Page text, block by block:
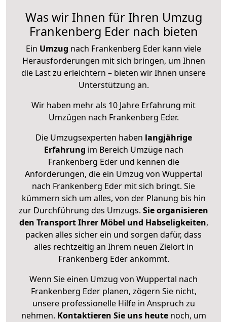
Was wir Ihnen für Ihren Umzug
Frankenberg Eder nach bieten
Ein Umzug nach Frankenberg Eder kann viele
Herausforderungen mit sich bringen, um Ihnen
die Last zu erleichtern – bieten wir Ihnen unsere
Unterstützung an.
Wir haben mehr als 10 Jahre Erfahrung mit
Umzügen nach Frankenberg Eder.
Die Umzugsexperten haben langjährige
Erfahrung im Bereich Umzüge nach
Frankenberg Eder und kennen die
Anforderungen, die ein Umzug von Wuppertal
nach Frankenberg Eder mit sich bringt. Sie
kümmern sich um alles, von der Planung bis hin
zur Durchführung des Umzugs. Sie organisieren
den Transport Ihrer Möbel und Habseligkeiten,
packen alles sicher ein und sorgen dafür, dass
alles rechtzeitig an Ihrem neuen Zielort in
Frankenberg Eder ankommt.
Wenn Sie einen Umzug von Wuppertal nach
Frankenberg Eder planen, zögern Sie nicht,
unsere professionelle Hilfe in Anspruch zu
nehmen. Kontaktieren Sie uns heutenoch, um